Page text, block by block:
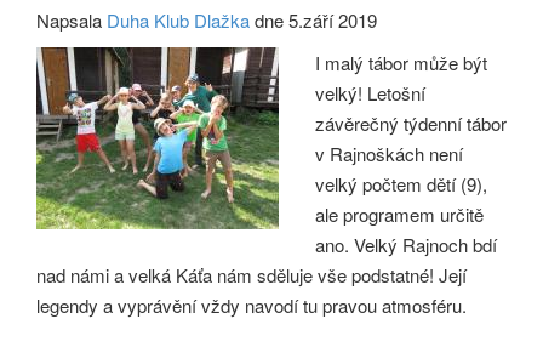
Napsala Duha Klub Dlažkadne 5.září 2019
I malý tábor může být
velký! Letošní
závěrečný týdenní tábor
v Rajnoškách není
velký počtem dětí (9),
ale programem určitě
ano. Velký Rajnoch bdí
nad námi a velká Káťa nám sděluje vše podstatné! Její
legendy a vyprávění vždy navodí tu pravou atmosféru.